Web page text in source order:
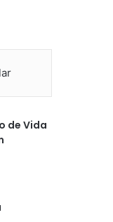
de Vida